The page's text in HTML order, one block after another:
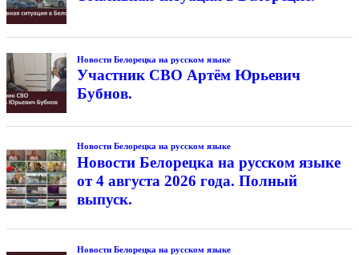
Новости Белорецка на русском языке
Участник СВО Артём Юрьевич
Бубнов.
Новости Белорецка на русском языке
Новости Белорецка на русском языке
от 4 августа 2026 года. Полный
выпуск.
Новости Белорецка на русском языке